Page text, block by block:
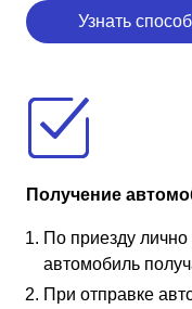
Узнать
Получение
По приезду
автомобиль
При отправке